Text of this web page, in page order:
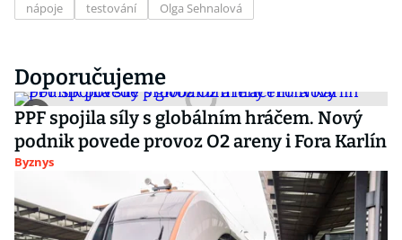
nápoje testování Olga Sehnalová
Doporučujeme
PPF spojila síly s globálním hráčem. Nový
podnik povede provoz O2 areny i Fora Karlín
Byznys